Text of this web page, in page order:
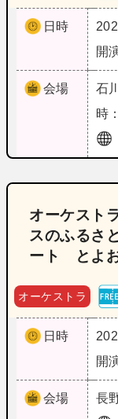
日時
開
会場 石川
時
オーケスト
スのふるさ
ート とよお
オーケストラ
日時
開
会場 長